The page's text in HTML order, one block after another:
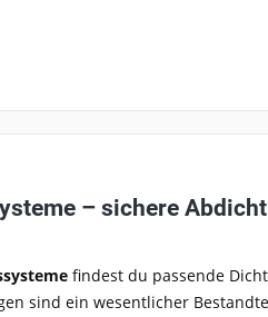
– sichere
findest du passende
sind ein wesentlicher